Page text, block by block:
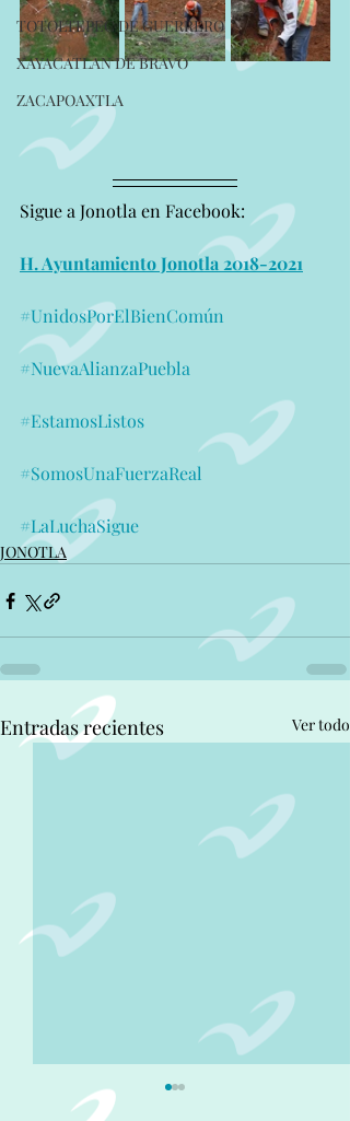
TOTOLTEPEC DE GUERRERO
XAYACATLAN DE BRAVO
ZACAPOAXTLA
Sigue a Jonotla en Facebook:
H. Ayuntamiento Jonotla 2018-2021
#UnidosPorElBienComún
#NuevaAlianzaPuebla
#EstamosListos
#SomosUnaFuerzaReal
#LaLuchaSigue
JONOTLA
Entradas recientes Ver todo